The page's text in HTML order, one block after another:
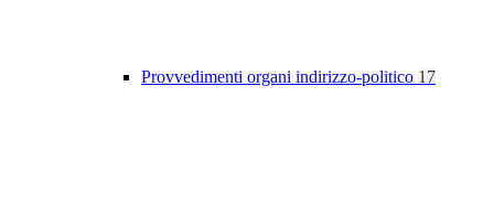
Provvedimenti organi indirizzo-politico 17